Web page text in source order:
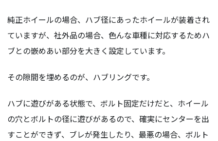
純正ホイールの場合、ハブ径にあったホイールが装着され
ていますが、社外品の場合、色んな車種に対応するためハ
ブとの嵌めあい部分を大きく設定しています。
その隙間を埋めるのが、ハブリングです。
ハブに遊びがある状態で、ボルト固定だけだと、ホイール
の穴とボルトの径に遊びがあるので、確実にセンターを出
すことができず、ブレが発生したり、最悪の場合、ボルト